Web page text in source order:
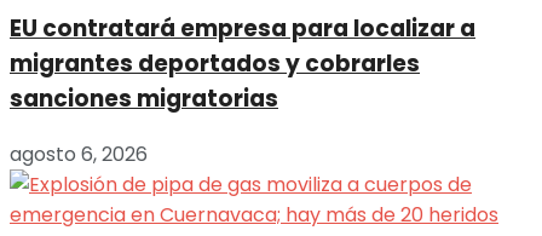
EU contratará empresa para localizar a
migrantes deportados y cobrarles
sanciones migratorias
agosto 6, 2026